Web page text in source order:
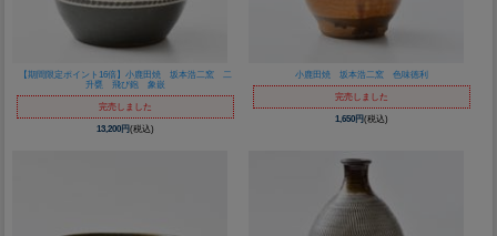
【期間限定ポイント16倍】小鹿田焼 坂本浩二窯 二
升甕 飛び鉋 象嵌
完売しました
13,200円(税込)
小鹿田焼 坂本浩二窯 色味徳利
完売しました
1,650円(税込)